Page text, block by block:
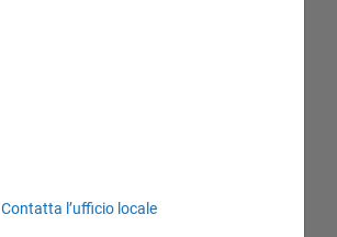
Contatta l’ufficio locale